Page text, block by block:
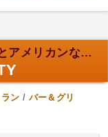
ボリューミーなハンバーガーとアメリカンな雰囲気！
ン / バー＆グリ